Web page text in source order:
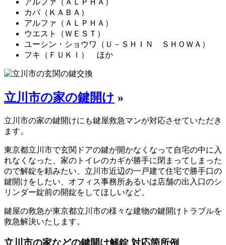
アルファ（ＡＬＰＨＡ）
カバ（ＫＡＢＡ）
アルファ（ＡＬＰＨＡ）
ウエスト（ＷＥＳＴ）
ユーシン・ショウワ（Ｕ－ＳＨＩＮ ＳＨＯＷＡ）
フキ（ＦＵＫＩ） ほか
立川市の家の鍵開け »
立川市の家の鍵開けにも鍵屋救急マンが対応させていただき
ます。
東京都立川市で玄関ドアの鍵が開かなくなって自宅の中に入
れなくなった、家のトイレのカギが勝手に閉まってしまった
ので解錠を頼みたい、立川市近辺の一戸建て住宅で勝手口の
鍵開けをしたい、オフィス事務所あるいは店舗の出入口のシ
リンダー錠前の開錠をしてほしいなど。
鍵屋の救急が東京都立川市の様々な建物の鍵開けトラブルを
救急解決いたします。